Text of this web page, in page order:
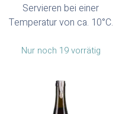
Servieren bei einer
Temperatur von ca. 10°C.
Nur noch 19 vorrätig